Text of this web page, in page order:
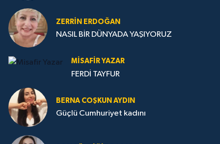
ZERRIN ERDOĞAN
NASIL BİR DÜNYADA YAŞIYORUZ
MISAFIR YAZAR
FERDİ TAYFUR
BERNA COŞKUN AYDIN
Güçlü Cumhuriyet kadını